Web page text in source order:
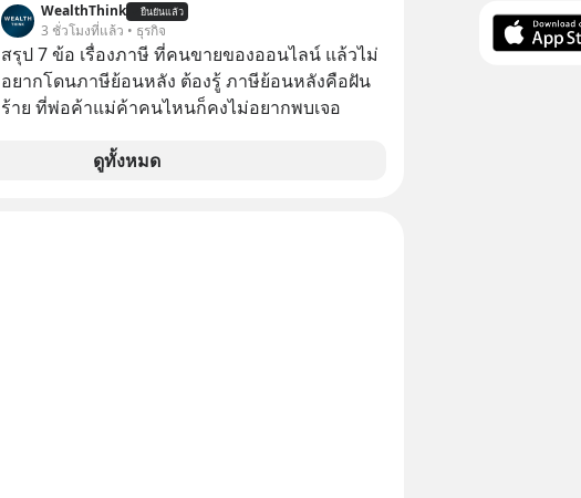
2 ปี มูลค่าบริษัทพุ่งกระฉูดจาก 500 ล้าน เป็น 2
หมื่น 1 พันล้านดอลลาร์ โตขึ้นกว่า 40 เท่า! แต่
สังเกตไหม ว่าทำไมวันนี้ชื่อของพวกเขาถึงหาย
เงียบไปจากพาดหัวข่าวเทคโนโลยีหน้าตาเฉย เกิด
วงการ AI หรือเป็นเพียงการเร้นกายในเงามืดเพื่อซุ่ม
สร้างอาวุธใหม่ที่น่ากลัวกว่าเดิม EP นี้เราจะมา
WealthThink ยืนยันแล้ว
3 ชั่วโมงที่แล้ว • ธุรกิจ
สรุป 7 ข้อ เรื่องภาษี ที่คนขายของออนไลน์ แล้วไม่
อยากโดนภาษีย้อนหลัง ต้องรู้ ภาษีย้อนหลังคือฝัน
ร้าย ที่พ่อค้าแม่ค้าคนไหนก็คงไม่อยากพบเจอ
ดูทั้งหมด